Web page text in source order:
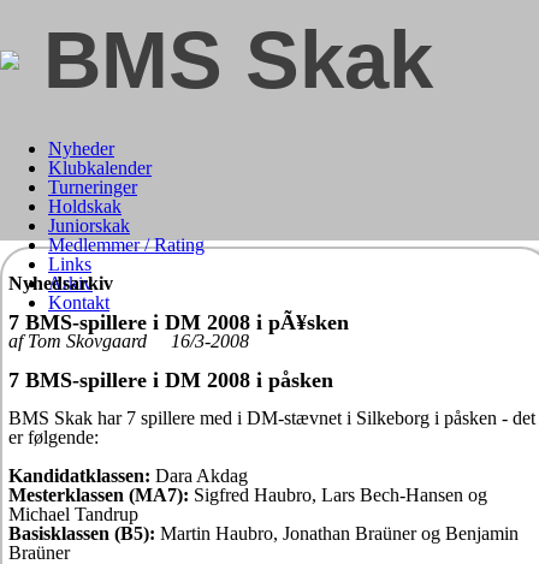
BMS Skak
Nyheder
Klubkalender
Turneringer
Holdskak
Juniorskak
Medlemmer / Rating
Links
Arkiv
Kontakt
Nyhedsarkiv
7 BMS-spillere i DM 2008 i pÃ¥sken
af Tom Skovgaard 16/3-2008
7 BMS-spillere i DM 2008 i påsken
BMS Skak har 7 spillere med i DM-stævnet i Silkeborg i påsken - det
er følgende:
Kandidatklassen: Dara Akdag
Mesterklassen (MA7): Sigfred Haubro, Lars Bech-Hansen og
Michael Tandrup
Basisklassen (B5): Martin Haubro, Jonathan Braüner og Benjamin
Braüner